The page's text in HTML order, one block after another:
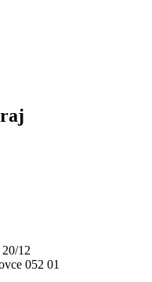
12
052 01